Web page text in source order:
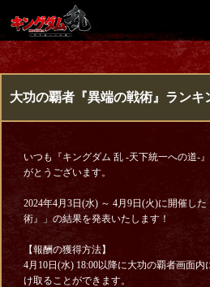
大功の覇者『異端の戦術』ランキ
いつも『キングダム 乱 -天下統一への道-
がとうございます。
2024年4月3日(水) ～ 4月9日(火)に開催し
術』」の結果を発表いたします！
【報酬の獲得方法】
4月10日(水) 18:00以降に大功の覇者画面
け取ることができます。